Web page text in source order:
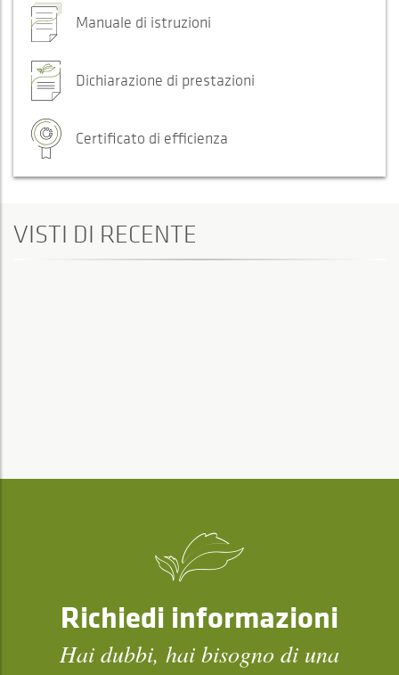
Manuale di istruzioni
Dichiarazione di prestazioni
Certificato di efficienza
VISTI DI RECENTE
Richiedi informazioni
Hai dubbi, hai bisogno di una